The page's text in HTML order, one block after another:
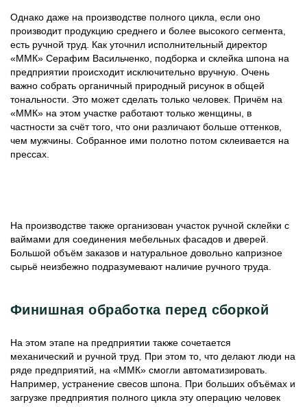
Однако даже на производстве полного цикла, если оно
производит продукцию среднего и более высокого сегмента,
есть ручной труд. Как уточнил исполнительный директор
«ММК» Серафим Васильченко, подборка и склейка шпона на
предприятии происходит исключительно вручную. Очень
важно собрать органичный природный рисунок в общей
тональности. Это может сделать только человек. Причём на
«ММК» на этом участке работают только женщины, в
частности за счёт того, что они различают больше оттенков,
чем мужчины. Собранное ими полотно потом склеивается на
прессах.
На производстве также организован участок ручной склейки с
ваймами для соединения мебельных фасадов и дверей.
Большой объём заказов и натуральное довольно капризное
сырьё неизбежно подразумевают наличие ручного труда.
Финишная обработка перед сборкой
На этом этапе на предприятии также сочетается
механический и ручной труд. При этом то, что делают люди на
ряде предприятий, на «ММК» смогли автоматизировать.
Например, устранение свесов шпона. При больших объёмах и
загрузке предприятия полного цикла эту операцию человек